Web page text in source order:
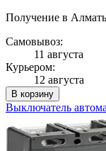
Получение в
Самовывоз:
11 августа
Курьером:
12 августа
В корзину
Выключатель